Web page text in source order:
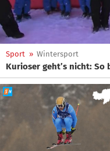
Sport » Wintersport
Kurioser geht’s nicht: